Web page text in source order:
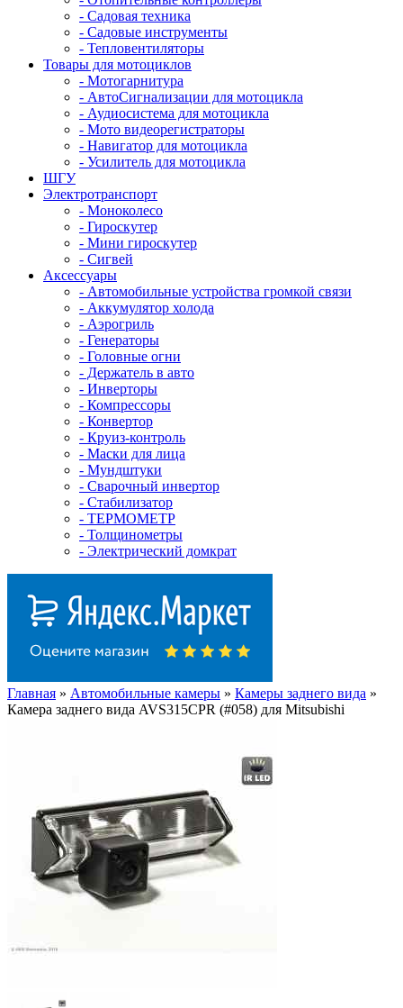
- Садовая техника
- Садовые инструменты
- Тепловентиляторы
Товары для мотоциклов
- Mотогарнитура
- АвтоСигнализации для мотоцикла
- Аудиосистема для мотоцикла
- Мото видеорегистраторы
- Навигатор для мотоцикла
- Усилитель для мотоцикла
ШГУ
Электротранспорт
- Mоноколесо
- Гироскутер
- Мини гироскутер
- Сигвей
Аксессуары
- Автомобильные устройства громкой связи
- Аккумулятор холода
- Аэрогриль
- Генераторы
- Головные огни
- Держатель в авто
- Инверторы
- Компрессоры
- Конвертор
- Круиз-контроль
- Маски для лица
- Мундштуки
- Сварочный инвертор
- Стабилизатор
- ТЕРМОМЕТР
- Толщинометры
- Электрический домкрат
Главная » Автомобильные камеры » Камеры заднего вида »
Камера заднего вида AVS315CPR (#058) для Mitsubishi